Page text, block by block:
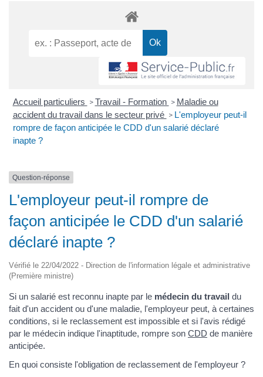
Accueil particuliers > Travail - Formation > Maladie ou
accident du travail dans le secteur privé > L'employeur peut-il
rompre de façon anticipée le CDD d'un salarié déclaré
inapte ?
Question-réponse
L'employeur peut-il rompre de
façon anticipée le CDD d'un salarié
déclaré inapte ?
Vérifié le 22/04/2022 - Direction de l'information légale et administrative
(Première ministre)
Si un salarié est reconnu inapte par le médecin du travail du
fait d'un accident ou d'une maladie, l'employeur peut, à certaines
conditions, si le reclassement est impossible et si l'avis rédigé
par le médecin indique l'inaptitude, rompre son CDD de manière
anticipée.
En quoi consiste l'obligation de reclassement de l'employeur ?